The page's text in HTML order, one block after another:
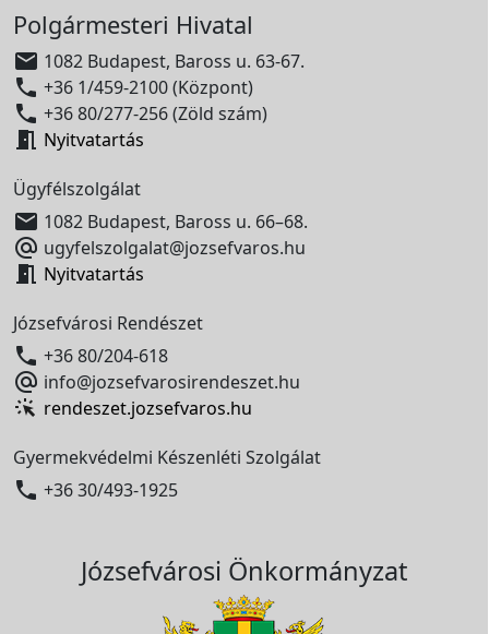
Polgármesteri Hivatal
 1082 Budapest, Baross u. 63-67.
 +36 1/459-2100 (Központ)
 +36 80/277-256 (Zöld szám)
 Nyitvatartás
Ügyfélszolgálat
 1082 Budapest, Baross u. 66–68.
 ugyfelszolgalat@jozsefvaros.hu
 Nyitvatartás
Józsefvárosi Rendészet
 +36 80/204-618
 info@jozsefvarosirendeszet.hu
rendeszet.jozsefvaros.hu
Gyermekvédelmi Készenléti Szolgálat
 +36 30/493-1925
Józsefvárosi Önkormányzat